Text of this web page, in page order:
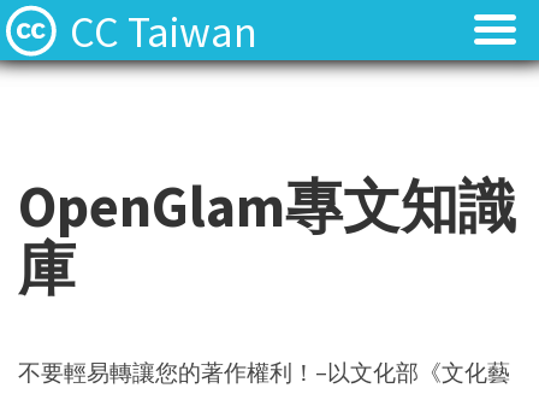
CC Taiwan
OpenGlam專文知識
庫
不要輕易轉讓您的著作權利！–以文化部《文化藝